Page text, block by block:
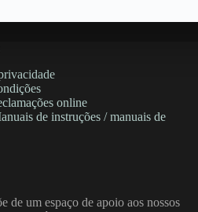
online
de instruções / manuais de
de um espaço de apoio aos nossos